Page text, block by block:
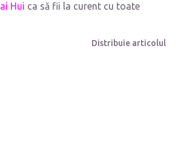
Hui ca să fii la curent cu toate
Distribuie articolul